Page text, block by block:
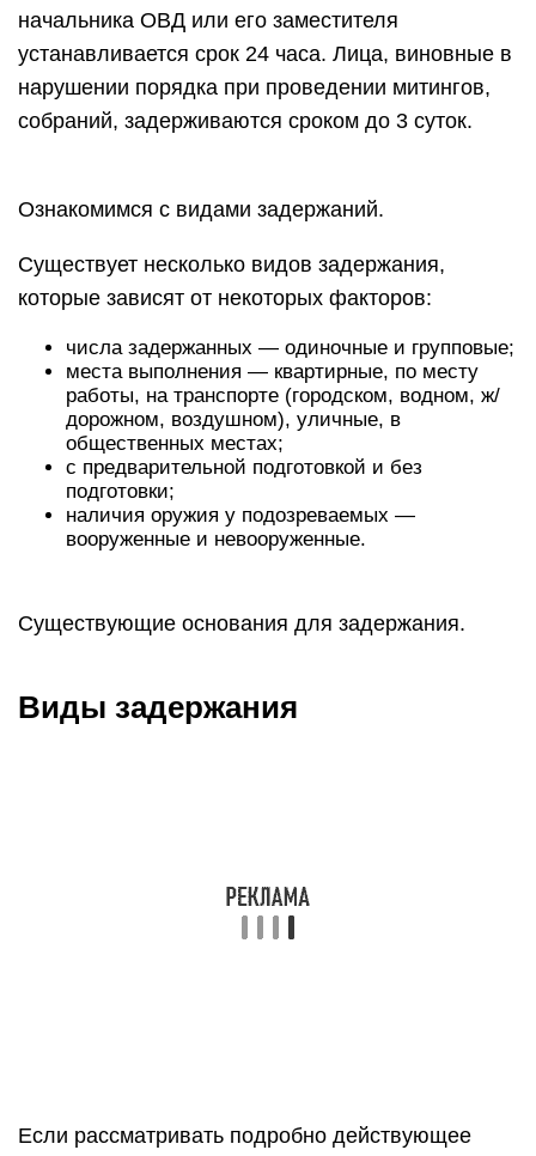
начальника ОВД или его заместителя
устанавливается срок 24 часа. Лица, виновные в
нарушении порядка при проведении митингов,
собраний, задерживаются сроком до 3 суток.
Ознакомимся с видами задержаний.
Существует несколько видов задержания,
которые зависят от некоторых факторов:
числа задержанных — одиночные и групповые;
места выполнения — квартирные, по месту
работы, на транспорте (городском, водном, ж/
дорожном, воздушном), уличные, в
общественных местах;
с предварительной подготовкой и без
подготовки;
наличия оружия у подозреваемых —
вооруженные и невооруженные.
Существующие основания для задержания.
Виды задержания
Если рассматривать подробно действующее